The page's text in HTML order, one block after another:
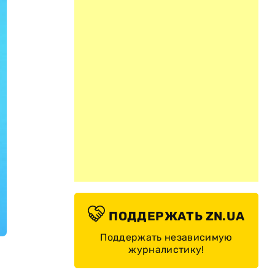
ПОДДЕРЖАТЬ ZN.UA
Поддержать независимую
журналистику!